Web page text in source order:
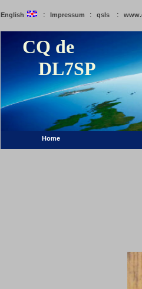
English : Impressum : qsls :
CQ de
DL7SP
Home